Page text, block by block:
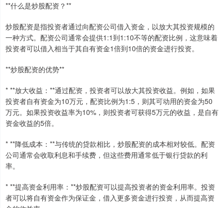
**什么是炒股配资？**
炒股配资是指投资者通过向配资公司借入资金，以放大其投资规模的
一种方式。配资公司通常会提供1:1到1:10不等的配资比例，这意味着
投资者可以借入相当于其自有资金1倍到10倍的资金进行投资。
**炒股配资的优势**
* **放大收益：**通过配资，投资者可以放大其投资收益。例如，如果
投资者自有资金为10万元，配资比例为1:5，则其可动用的资金为50
万元。如果投资收益率为10%，则投资者可获得5万元的收益，是自有
资金收益的5倍。
* **降低成本：**与传统的贷款相比，炒股配资的成本相对较低。配资
公司通常会收取利息和手续费，但这些费用通常低于银行贷款的利
率。
* **提高资金利用率：**炒股配资可以提高投资者的资金利用率。投资
者可以将自有资金作为保证金，借入更多资金进行投资，从而提高资